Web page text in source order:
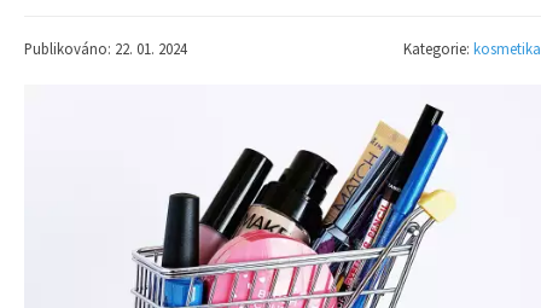
Publikováno: 22. 01. 2024 Kategorie: kosmetika